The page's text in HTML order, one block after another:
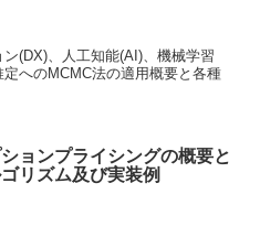
(DX)、人工知能(AI)、機械学習
へのMCMC法の適用概要と各種
ョンプライシングの概要と
リズム及び実装例